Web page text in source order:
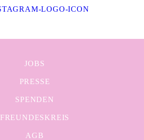
JOBS
PRESSE
SPENDEN
FREUNDESKREIS
AGB